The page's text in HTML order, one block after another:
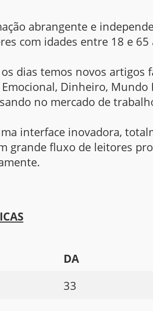
abrangente e
com idades entre 18 e
dias temos novos artigos
Emocional, Dinheiro,
no mercado de
interface inovadora,
grande fluxo de leitores
DA
33